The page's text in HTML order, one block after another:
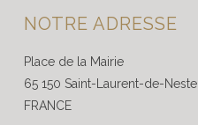
NOTRE ADRESSE
Place de la Mairie
65 150 Saint-Laurent-de-Neste
FRANCE